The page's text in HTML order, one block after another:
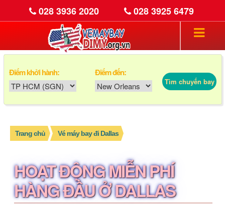
028 3936 2020 028 3925 6479
Điểm khởi hành: Điểm đến:
Tìm chuyến bay
Trang chủ Vé máy bay đi Dallas
HOẠT ĐỘNG MIỄN PHÍ
HÀNG ĐẦU Ở DALLAS